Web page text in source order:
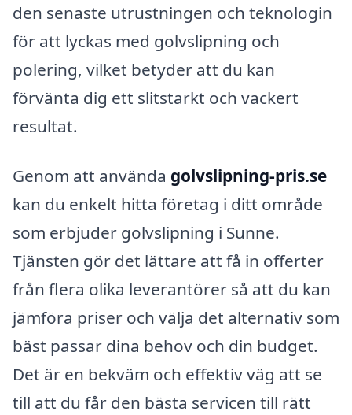
den senaste utrustningen och teknologin
för att lyckas med golvslipning och
polering, vilket betyder att du kan
förvänta dig ett slitstarkt och vackert
resultat.
Genom att använda golvslipning-pris.se
kan du enkelt hitta företag i ditt område
som erbjuder golvslipning i Sunne.
Tjänsten gör det lättare att få in offerter
från flera olika leverantörer så att du kan
jämföra priser och välja det alternativ som
bäst passar dina behov och din budget.
Det är en bekväm och effektiv väg att se
till att du får den bästa servicen till rätt